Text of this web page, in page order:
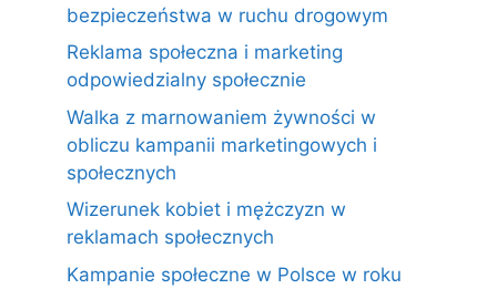
bezpieczeństwa w ruchu drogowym
Reklama społeczna i marketing
odpowiedzialny społecznie
Walka z marnowaniem żywności w
obliczu kampanii marketingowych i
społecznych
Wizerunek kobiet i mężczyzn w
reklamach społecznych
Kampanie społeczne w Polsce w roku